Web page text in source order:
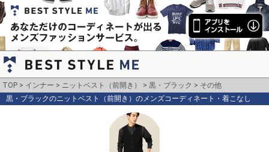
TOP インナー ニットベスト（前開き） 黒・ブラック
その他
黒・ブラックのニットベスト（前開き）のメンズコーディネート・着こなし